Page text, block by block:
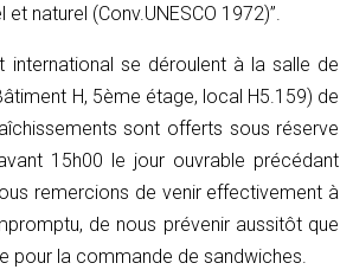
naturel (Conv.UNESCO 1972)”.
se déroulent à la salle de
H, 5ème étage, local H5.159) de
sont offerts sous réserve
15h00 le jour ouvrable précédant
remercions de venir effectivement à
de nous prévenir aussitôt que
pour la commande de sandwiches.